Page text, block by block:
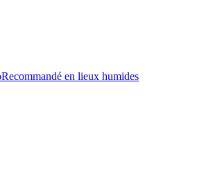
Recommandé en lieux humides